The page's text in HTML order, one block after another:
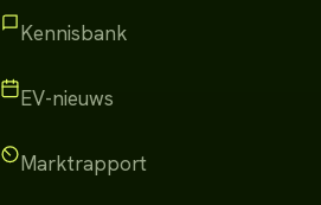
Kennisbank
EV-nieuws
Marktrapport